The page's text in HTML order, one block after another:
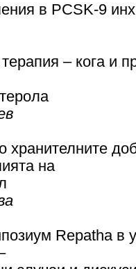
в PCSK-9
– кога и
хранителните
на
Repatha в